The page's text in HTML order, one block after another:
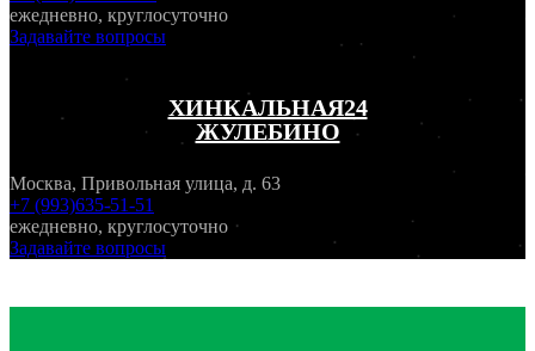
ежедневно, круглосуточно
Задавайте вопросы
ХИНКАЛЬНАЯ24
ЖУЛЕБИНО
Москва, Привольная улица, д. 63
+7 (993)635-51-51
ежедневно, круглосуточно
Задавайте вопросы